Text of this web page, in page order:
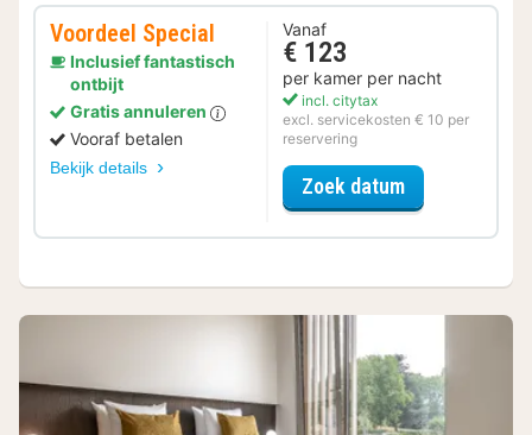
Voordeel Special
Inclusief fantastisch
ontbijt
Gratis annuleren
Vooraf betalen
Bekijk details
Vanaf
€ 123
per kamer per nacht
incl. citytax
excl. servicekosten € 10 per
reservering
Zoek datumvoor Voordeel